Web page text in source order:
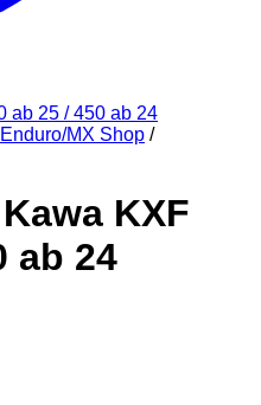
Enduro/MX Shop /
KXF
ab 24